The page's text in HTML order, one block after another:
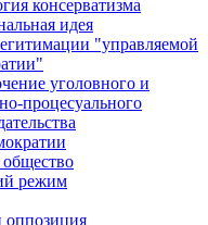
консерватизма
идея
"управляемой
уголовного и
процесуального
общество
режим
оппозиция